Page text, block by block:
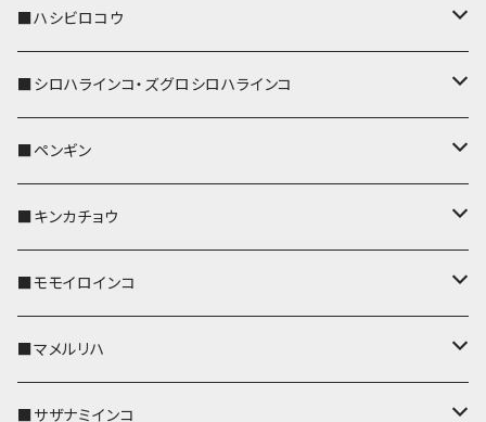
ストラップ付
キーケース
名刺入れ・カードケース
コインケース
メガネケース
ポシェット・バッグ
帆布・デニム
KONBU
Apple Watchバンド
ポーチ
リールのみ
ストラップ付
キーケース
名刺入れ・カードケース
メガネケース
IDカードホルダー
ポシェット・バッグ
帆布・デニム
KONBU
ポーチ
コインケース
IDカードホルダー
リール付きストラップ
リールのみ
ストラップ付
キーケース
名刺入れ・カードケース
ポシェット・バッグ
帆布・デニム
KONBU
ポーチ
コインケース
パスケース
リール付きストラップ
リールのみ
ストラップ付
メガネケース
コインケース
IDカードホルダー
ポーチ
ポシェット・バッグ
キーホルダー
パスケース
リール付きストラップ
リールのみ
ストラップ付
IDカードホルダー
メガネケース
コインケース
ポシェット・バッグ
キーカバー
キーホルダー
パスケース
IDカードホルダー
リール付きストラップ
リールのみ
ストラップ付
キーケース
メガネケース
■ハシビロコウ
キーカバー
キーホルダー
リール付きストラップ
リールのみ
ストラップ付
レザートレイ
パスケース
IDカードホルダー
■シロハラインコ・ズグロシロハラインコ
キーカバー
キーホルダー
リール付きストラップ
リールのみ
ストラップ付
パスケース
IDカードホルダー
■ペンギン
キーカバー
キーホルダー
パスケース
リール付きストラップ
■キンカチョウ
キーカバー
AppleWatchバンド
キーホルダー・チャーム
■モモイロインコ
キーカバー
キーホルダー
■マメルリハ
レザートレイ
■サザナミインコ